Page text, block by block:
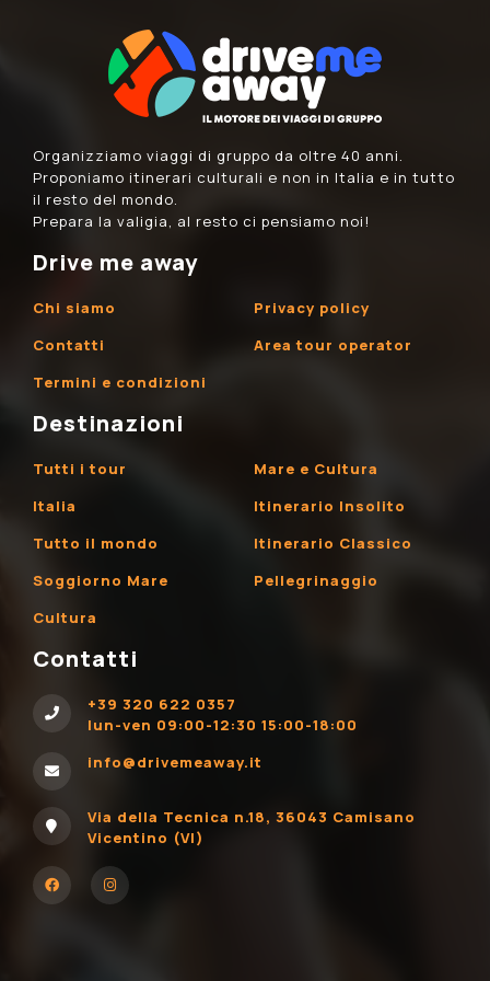
Organizziamo viaggi di gruppo da oltre 40 anni.
Proponiamo itinerari culturali e non in Italia e in tutto
il resto del mondo.
Prepara la valigia, al resto ci pensiamo noi!
Drive me away
Chi siamo
Contatti
Termini e condizioni
Privacy policy
Area tour operator
Destinazioni
Tutti i tour
Italia
Tutto il mondo
Soggiorno Mare
Cultura
Mare e Cultura
Itinerario Insolito
Itinerario Classico
Pellegrinaggio
Contatti
+39 320 622 0357
lun-ven 09:00-12:30 15:00-18:00
info@drivemeaway.it
Via della Tecnica n.18, 36043 Camisano
Vicentino (VI)